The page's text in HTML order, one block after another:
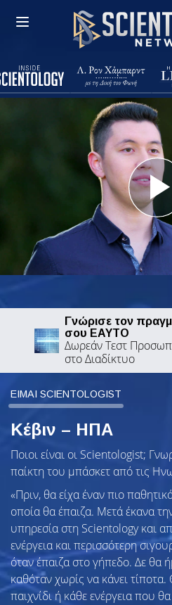
Γνώρισε τον
σου ΕΑΥΤΟ
Δωρεάν Τεστ
στο Διαδίκτυο
ΕΙΜΑΙ SCIENTOLOGIST
Κέβιν – ΗΠΑ
Ποιοι είναι οι Scientologist;
παίκτη του μπάσκετ από τις
«Πριν, θα είχα έναν πιο
οποία θα έπαιζα. Μετά έκανα
υπηρεσία στη Scientology και
ενέργεια και περισσότερη
όταν έπαιζα στο γήπεδο. Δε θα
καθόταν χωρίς να κάνει
παιχνίδι ή κάθε ενέργεια που